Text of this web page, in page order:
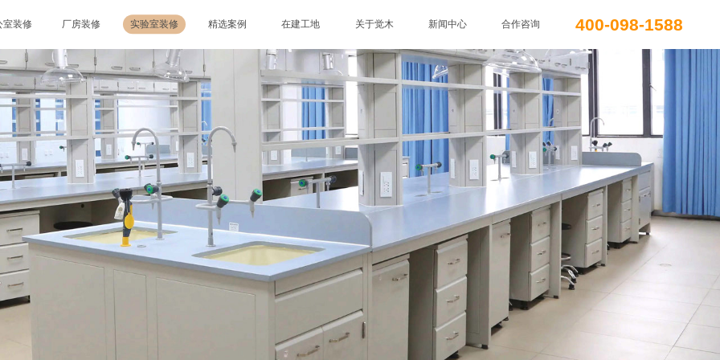
400-098-1588
室装修 厂房装修 实验室装修 精选案例 在建工地 关于觉木 新闻中心 合作咨询